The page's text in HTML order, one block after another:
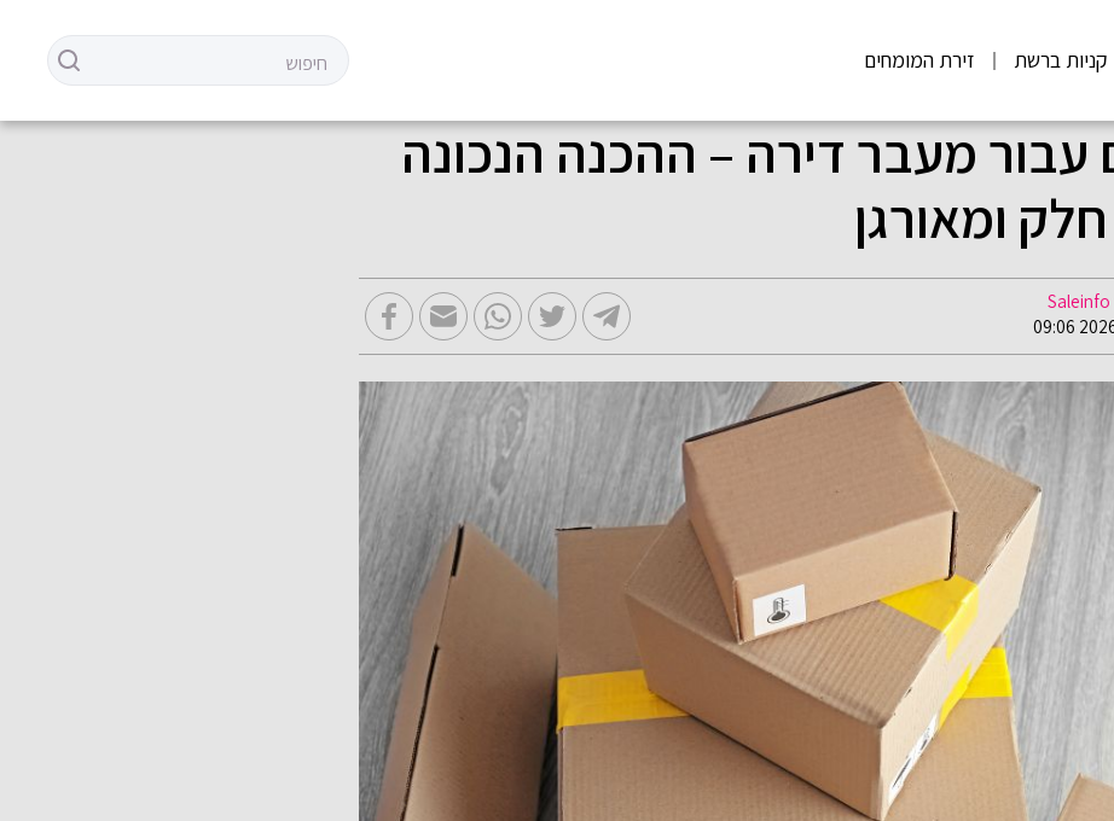
קניות ברשת זירת המומחים
עבור מעבר דירה – ההכנה הנכונה
ומאורגן